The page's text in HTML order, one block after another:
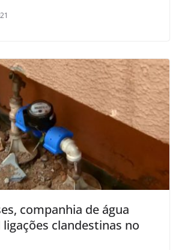
companhia de água
clandestinas no